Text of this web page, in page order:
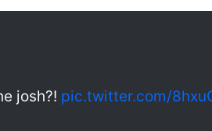
josh?! pic.twitter.com/